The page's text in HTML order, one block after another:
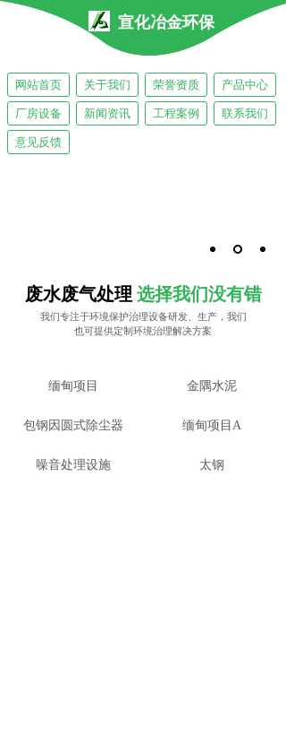
网站首页 关于我们 荣誉资质 产品中心
厂房设备 新闻资讯 工程案例 联系我们
意见反馈
联系我们
宣化冶金环保
废水废气处理 选择我们没有错
我们专注于环境保护治理设备研发、生产，我们
也可提供定制环境治理解决方案
缅甸项目 金隅水泥
包钢因圆式除尘器 缅甸项目A
噪音处理设施 太钢